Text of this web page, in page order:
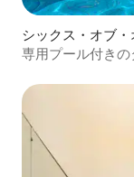
シックス・オブ
家・長屋
専用プール付きの